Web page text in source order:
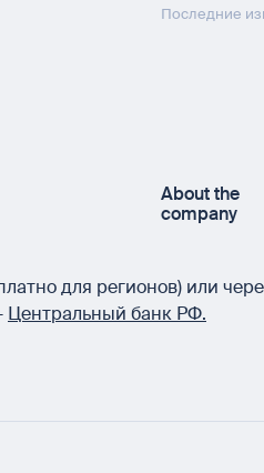
Последние
About the
company
для регионов) или
Центральный банк РФ.